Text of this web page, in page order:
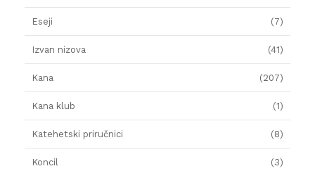
Eseji (7)
Izvan nizova (41)
Kana (207)
Kana klub (1)
Katehetski priručnici (8)
Koncil (3)